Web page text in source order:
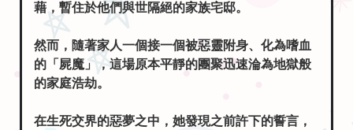
藉，暫住於他們與世隔絕的家族宅邸。
然而，隨著家人一個接一個被惡靈附身、化為嗜血
的「屍魔」，這場原本平靜的團聚迅速淪為地獄般
的家庭浩劫。
在生死交界的惡夢之中，她發現之前許下的誓言，